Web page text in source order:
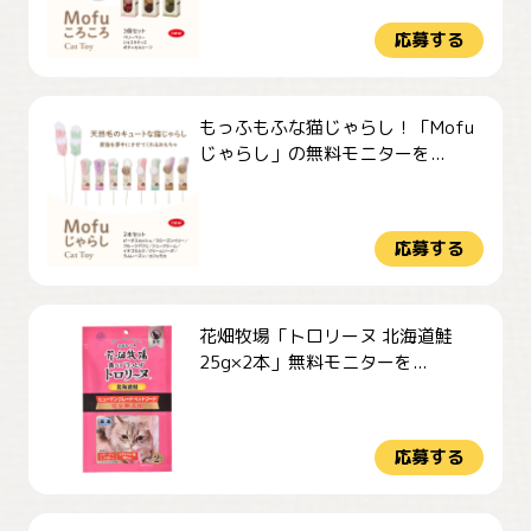
応募する
もっふもふな猫じゃらし！「Mofu
じゃらし」の無料モニターを...
応募する
花畑牧場「トロリーヌ 北海道鮭
25g×2本」無料モニターを...
応募する